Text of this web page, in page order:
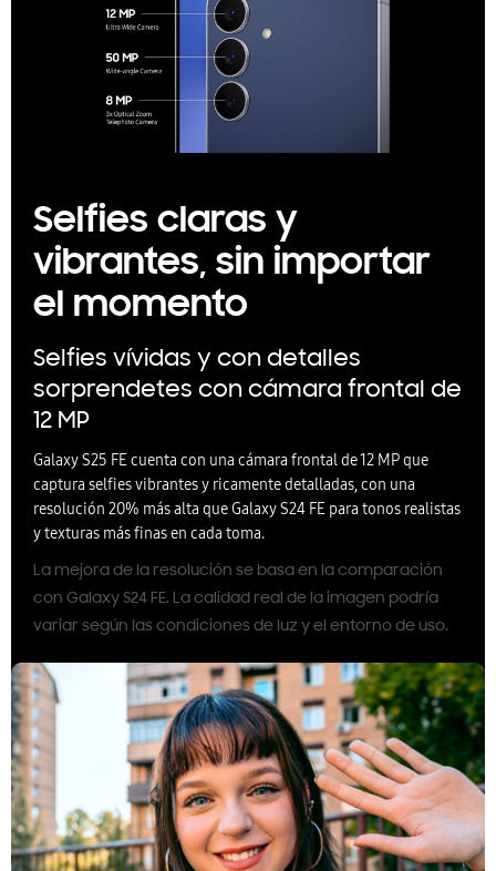
Selfies claras y
vibrantes, sin importar
el momento
Selfies vívidas y con detalles
sorprendetes con cámara frontal de
12 MP
Galaxy S25 FE cuenta con una cámara frontal de 12 MP que
captura selfies vibrantes y ricamente detalladas, con una
resolución 20% más alta que Galaxy S24 FE para tonos realistas
y texturas más finas en cada toma.
La mejora de la resolución se basa en la comparación
con Galaxy S24 FE. La calidad real de la imagen podría
variar según las condiciones de luz y el entorno de uso.